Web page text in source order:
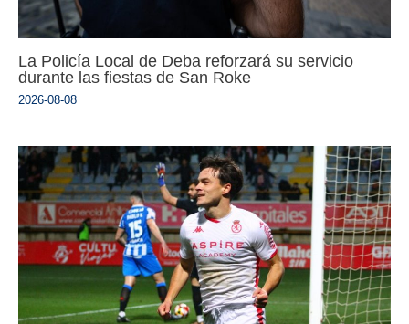
La Policía Local de Deba reforzará su servicio
durante las fiestas de San Roke
2026-08-08